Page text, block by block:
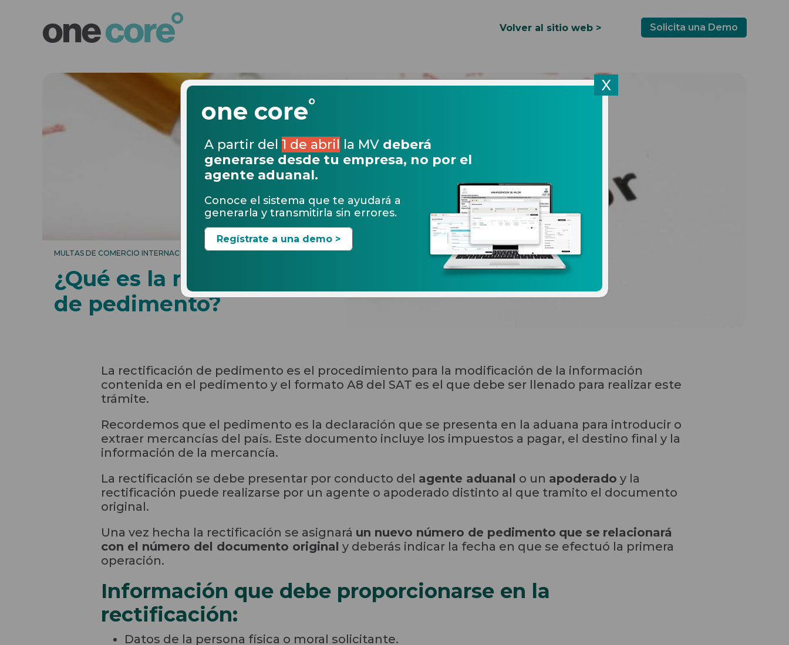
Volver al sitio web > Solicita una Demo
MULTAS DE COMERCIO INTERNACIONAL 19.09.2019
¿Qué es la rectificación
de pedimento?
La rectificación de pedimento es el procedimiento para la modificación de la información
contenida en el pedimento y el formato A8 del SAT es el que debe ser llenado para realizar este
trámite.
Recordemos que el pedimento es la declaración que se presenta en la aduana para introducir o
extraer mercancías del país. Este documento incluye los impuestos a pagar, el destino final y la
información de la mercancía.
La rectificación se debe presentar por conducto del agente aduanal o un apoderado y la
rectificación puede realizarse por un agente o apoderado distinto al que tramito el documento
original.
Una vez hecha la rectificación se asignará un nuevo número de pedimento que se relacionará
con el número del documento original y deberás indicar la fecha en que se efectuó la primera
operación.
Información que debe proporcionarse en la
rectificación:
Datos de la persona física o moral solicitante.
X
one core°
A partir del 1 de abril la MV deberá
generarse desde tu empresa, no por el
agente aduanal.
Conoce el sistema que te ayudará a
generarla y transmitirla sin errores.
Regístrate a una demo >